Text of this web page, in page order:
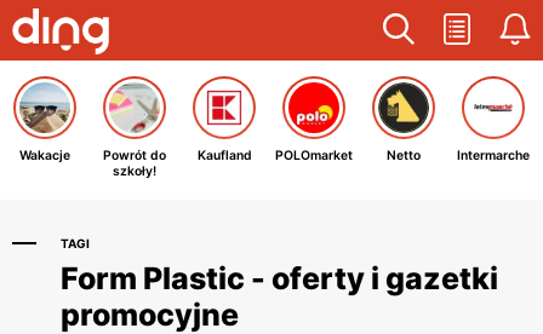
Wakacje
Powrót do
szkoły!
Kaufland POLOmarket Netto Intermarche
TAGI
Form Plastic - oferty i gazetki
promocyjne